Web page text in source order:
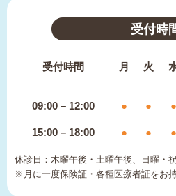
受付時
受付時間 月 火
09:00 – 12:00 ● ● ●
15:00 – 18:00 ● ● ●
休診日：木曜午後・土曜午後、日曜・
※月に一度保険証・各種医療者証をお持